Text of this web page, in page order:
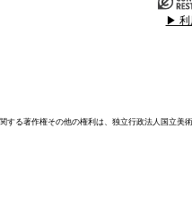
▶ 利
する著作権その他の権利は、独立行政法人国立